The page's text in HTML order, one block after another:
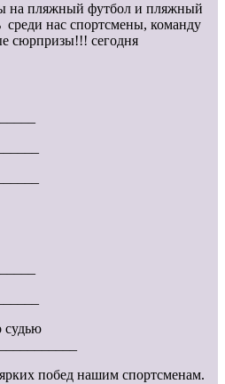
на пляжный футбол и пляжный
среди нас спортсмены, команду
сюрпризы!!! сегодня
судью
побед нашим спортсменам.